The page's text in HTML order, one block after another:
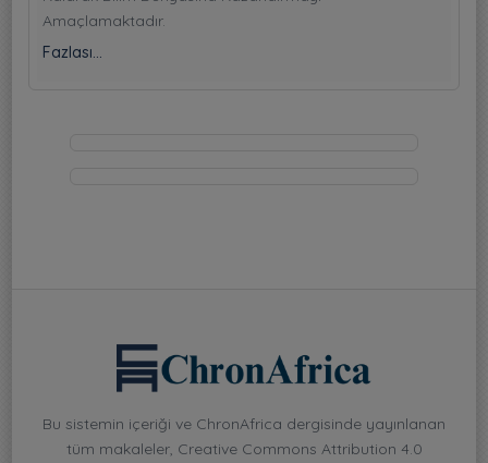
Amaçlamaktadır.
Fazlası...
Bu sistemin içeriği ve ChronAfrica dergisinde yayınlanan
tüm makaleler, Creative Commons Attribution 4.0